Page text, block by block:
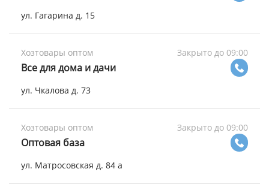
ул. Гагарина д. 15
Хозтовары оптом Закрыто до 09:00
Все для дома и дачи
ул. Чкалова д. 73
Хозтовары оптом Закрыто до 09:00
Оптовая база
ул. Матросовская д. 84 а